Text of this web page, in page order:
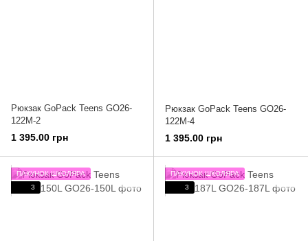
Рюкзак GoPack Teens GO26-
122M-2
1 395.00 грн
Рюкзак GoPack Teens GO26-
122M-4
1 395.00 грн
ПАКУНОК ШКОЛЯРА
3
ПАКУНОК ШКОЛЯРА
3